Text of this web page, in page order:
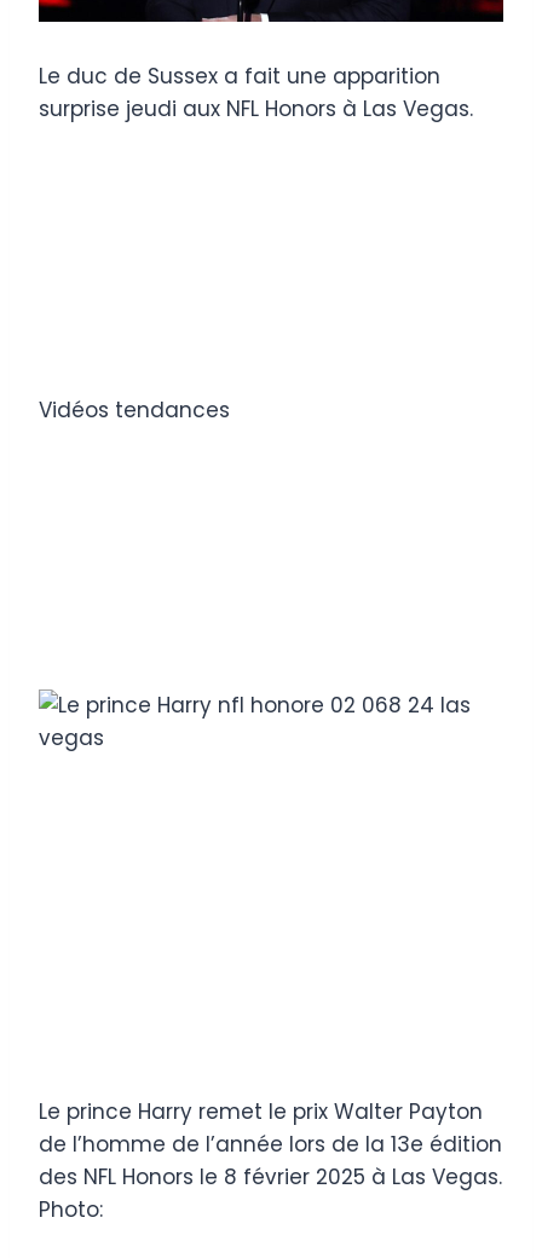
Le duc de Sussex a fait une apparition
surprise jeudi aux NFL Honors à Las Vegas.
Vidéos tendances
Le prince Harry remet le prix Walter Payton
de l’homme de l’année lors de la 13e édition
des NFL Honors le 8 février 2025 à Las Vegas.
Photo: